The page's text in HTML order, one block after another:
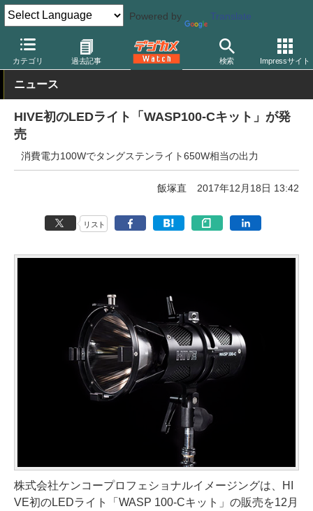
Powered by Translate
カテゴリ 過去記事 検索 Impressサイト
デジカメ Watch 撮影用品 ストロボ（フラッシュ） その他
ニュース
HIVE初のLEDライト「WASP100-Cキット」が発
売
消費電力100Wでタングステンライト650W相当の出力
飯塚直 2017年12月18日 13:42
リスト
株式会社ケンコープロフェショナルイメージングは、HI
VE初のLEDライト「WASP 100-Cキット」の販売を12月